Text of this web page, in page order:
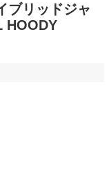
リッドジャ
HOODY